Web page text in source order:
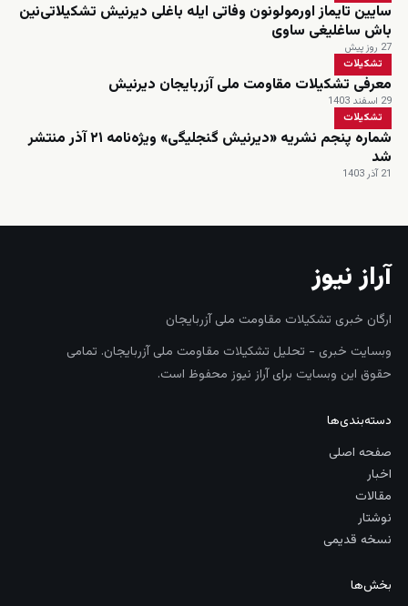
سایین تایماز اورمولونون وفاتی ایله باغلی دیرنیش تشکیلاتی‌نین
باش ساغلیغی ساوی
27 روز پیش
تشکیلات
معرفی تشکیلات مقاومت ملی آزربایجان دیرنیش
29 اسفند 1403
تشکیلات
شماره پنجم نشریه «دیرنیش گنجلیگی» ویژه‌نامه ۲۱ آذر منتشر
شد
21 آذر 1403
آراز نیوز
ارگان خبری تشکیلات مقاومت ملی آزربایجان
وبسایت خبری - تحلیل تشکیلات مقاومت ملی آزربایجان. تمامی
حقوق این وبسایت برای آراز نیوز محفوظ است.
دسته‌بندی‌ها
صفحه اصلی
اخبار
مقالات
نوشتار
نسخه قدیمی
بخش‌ها